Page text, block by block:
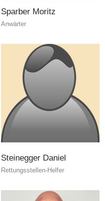
Sparber Moritz
Anwärter
Steinegger Daniel
Rettungsstellen-Helfer